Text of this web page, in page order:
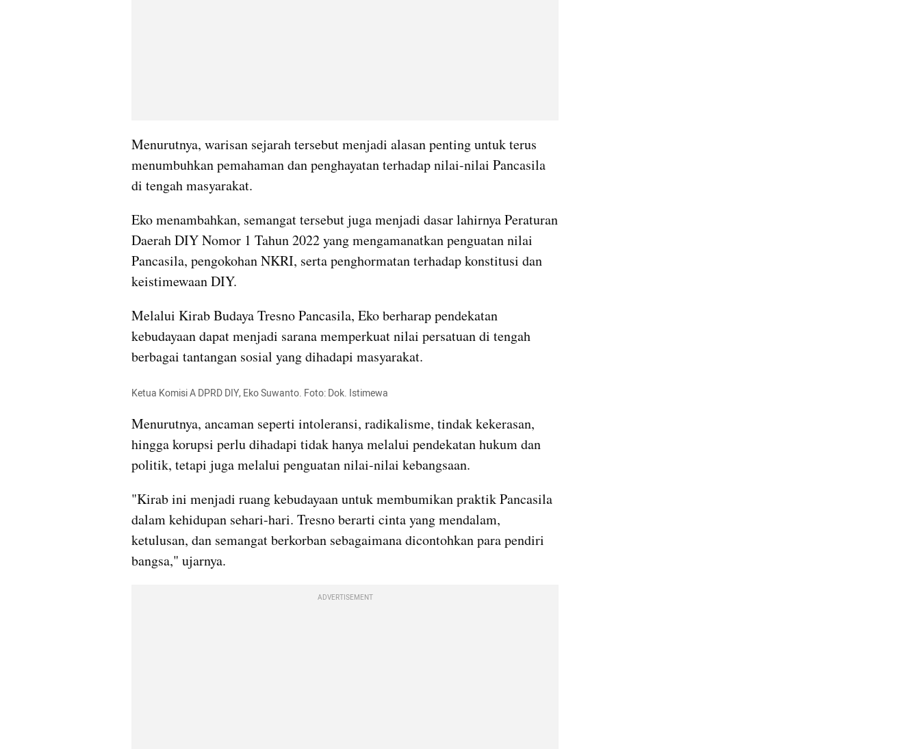
Menurutnya, warisan sejarah tersebut menjadi alasan penting untuk terus
menumbuhkan pemahaman dan penghayatan terhadap nilai-nilai Pancasila
di tengah masyarakat.
Eko menambahkan, semangat tersebut juga menjadi dasar lahirnya Peraturan
Daerah DIY Nomor 1 Tahun 2022 yang mengamanatkan penguatan nilai
Pancasila, pengokohan NKRI, serta penghormatan terhadap konstitusi dan
keistimewaan DIY.
Melalui Kirab Budaya Tresno Pancasila, Eko berharap pendekatan
kebudayaan dapat menjadi sarana memperkuat nilai persatuan di tengah
berbagai tantangan sosial yang dihadapi masyarakat.
Ketua Komisi A DPRD DIY, Eko Suwanto. Foto: Dok. Istimewa
Menurutnya, ancaman seperti intoleransi, radikalisme, tindak kekerasan,
hingga korupsi perlu dihadapi tidak hanya melalui pendekatan hukum dan
politik, tetapi juga melalui penguatan nilai-nilai kebangsaan.
"Kirab ini menjadi ruang kebudayaan untuk membumikan praktik Pancasila
dalam kehidupan sehari-hari. Tresno berarti cinta yang mendalam,
ketulusan, dan semangat berkorban sebagaimana dicontohkan para pendiri
bangsa," ujarnya.
ADVERTISEMENT